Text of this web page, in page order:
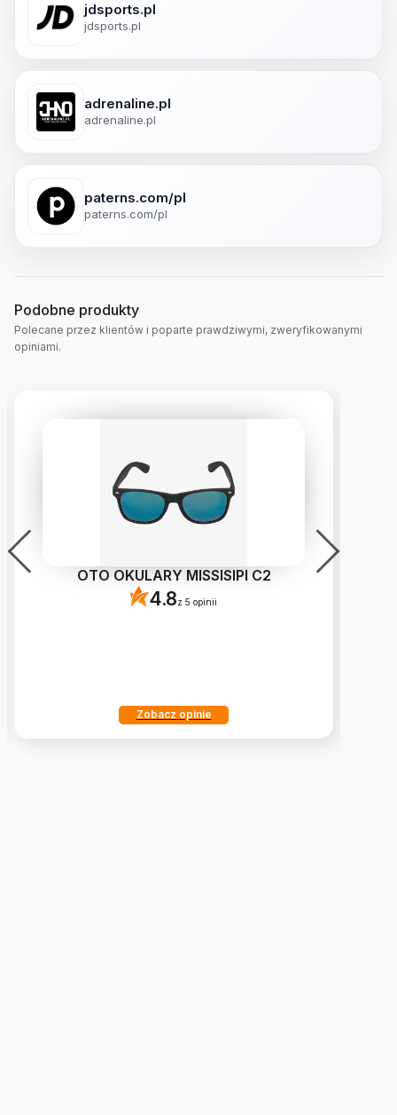
jdsports.pl
jdsports.pl
adrenaline.pl
adrenaline.pl
paterns.com/pl
paterns.com/pl
Podobne produkty
Polecane przez klientów i poparte prawdziwymi, zweryfikowanymi
opiniami.
OTO OKULARY MISSISIPI C2
4.8z 5 opinii
Zobacz opinie